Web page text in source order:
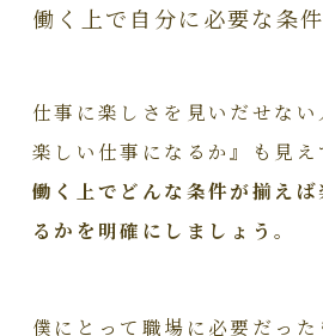
働く上で自分に必要な条
仕事に楽しさを見いだせな
楽しい仕事になるか』も見え
働く上でどんな条件が揃え
るかを明確にしましょう。
僕にとって職場に必要だっ